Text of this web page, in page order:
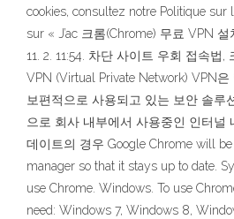
cookies, consultez notre Politique sur
sur « J’ac 크롬(Chrome) 무료 VPN
11. 2. 11:54. 차단 사이트 우회 접속법,
VPN (Virtual Private Network) VPN
보편적으로 사용되고 있는 보안 솔루
으로 회사 내부에서 사용중인 인터널
데이트의 경우 Google Chrome will
manager so that it stays up to date.
use Chrome. Windows. To use
need: Windows 7, Windows 8,